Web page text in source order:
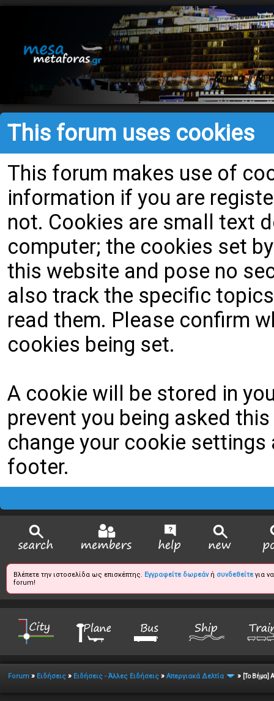
This forum uses cookies
This forum makes use of
information if you are
not. Cookies are small text
computer; the cookies set
this website and pose no
also track the specific
read them. Please confirm
cookies being set.
A cookie will be stored in
prevent you being asked
change your cookie
footer.
Βλέπετε την ιστοσελίδα ως επισκέπτης. Εγγραφείτε δωρεάνή συνδεθείτεγια
forum!
Forum » Ειδήσεις » Ειδήσεις - Άλλες Ειδήσεις » Απεργιακά Δελτία » [Το Βήμα]